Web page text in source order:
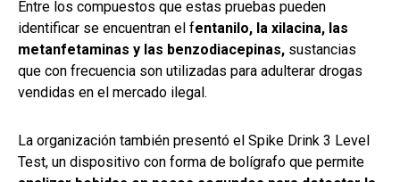
Entre los compuestos que estas pruebas pueden
identificar se encuentran el fentanilo, la xilacina, las
metanfetaminas y las benzodiacepinas, sustancias
que con frecuencia son utilizadas para adulterar drogas
vendidas en el mercado ilegal.
La organización también presentó el Spike Drink 3 Level
Test, un dispositivo con forma de bolígrafo que permite